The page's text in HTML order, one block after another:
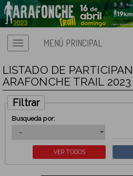
MENÚ PRINCIPAL
LISTADO DE
ARAFONCHE TRAIL 2023
Filtrar
Busqueda por: